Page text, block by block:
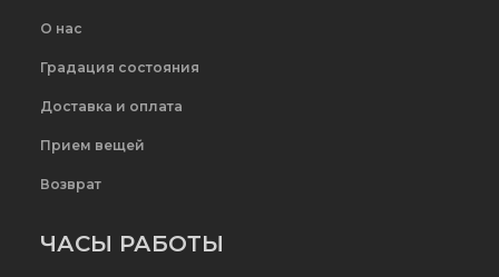
О нас
Градация состояния
Доставка и оплата
Прием вещей
Возврат
ЧАСЫ РАБОТЫ